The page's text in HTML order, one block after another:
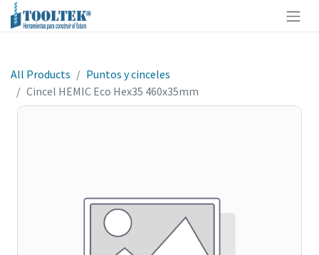
All Products
Puntos y cinceles
Cincel HEMIC Eco Hex35 460x35mm